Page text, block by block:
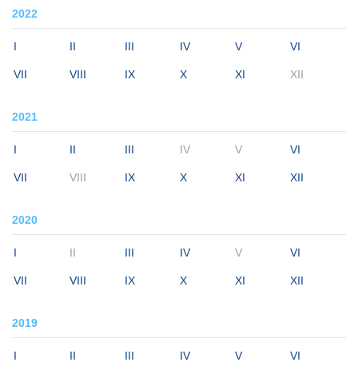
2022
I II III IV V VI
VII VIII IX X XI XII
2021
I II III IV V VI
VII VIII IX X XI XII
2020
I II III IV V VI
VII VIII IX X XI XII
2019
I II III IV V VI